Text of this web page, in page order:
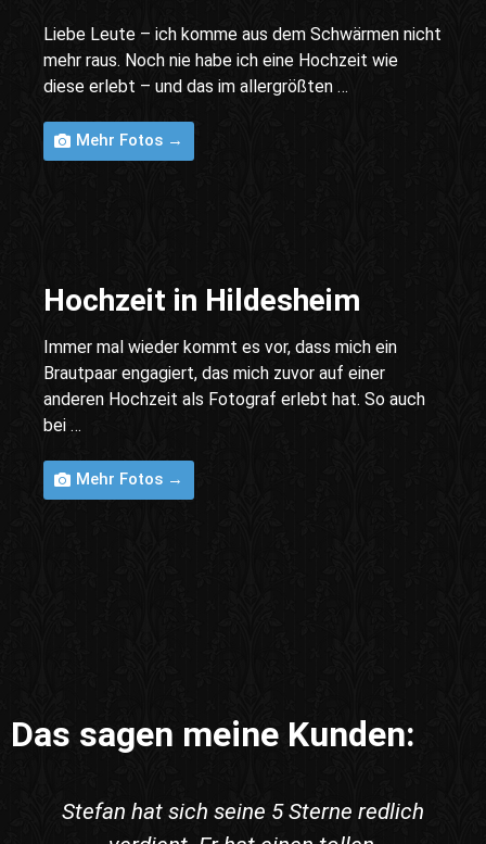
Liebe Leute – ich komme aus dem Schwärmen nicht
mehr raus. Noch nie habe ich eine Hochzeit wie
diese erlebt – und das im allergrößten …
Mehr Fotos →
Hochzeit in Hildesheim
Immer mal wieder kommt es vor, dass mich ein
Brautpaar engagiert, das mich zuvor auf einer
anderen Hochzeit als Fotograf erlebt hat. So auch
bei …
Mehr Fotos →
Das sagen meine Kunden:
Stefan hat sich seine 5 Sterne redlich